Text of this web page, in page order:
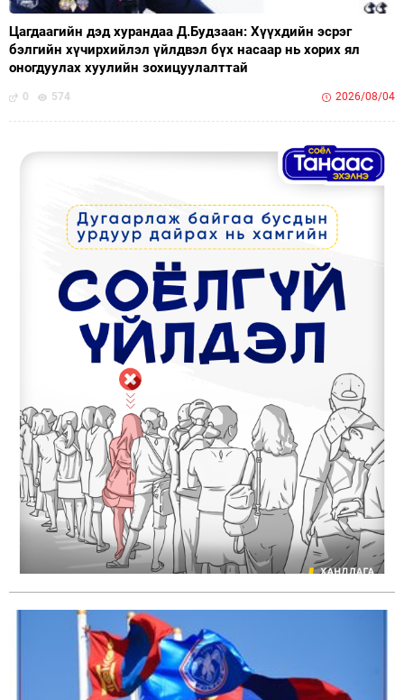
Цагдаагийн дэд хурандаа Д.Будзаан: Хүүхдийн эсрэг
бэлгийн хүчирхийлэл үйлдвэл бүх насаар нь хорих ял
оногдуулах хуулийн зохицуулалттай
0 574 2026/08/04